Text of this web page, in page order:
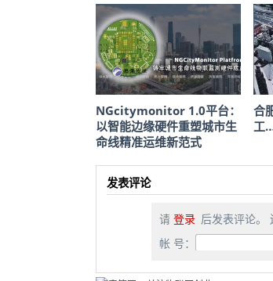
NGcitymonitor 1.0平台：
以智能边缘硬件重塑城市生
命线精准运维新范式
合
工
发表评论
请 登录 后发表评论。
帐 号：